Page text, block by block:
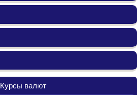
Курсы валют